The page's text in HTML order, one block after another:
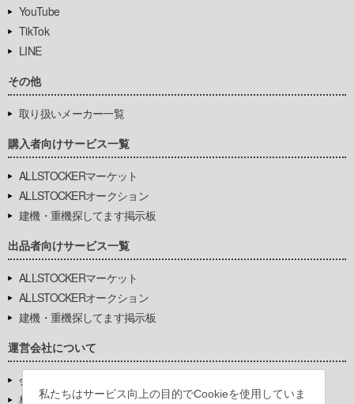
私たちはサービス向上の目的でCookieを使用していま
YouTube
TikTok
LINE
その他
取り扱いメーカー一覧
購入者向けサービス一覧
ALLSTOCKERマーケット
ALLSTOCKERオークション
建機・重機探してます掲示板
出品者向けサービス一覧
ALLSTOCKERマーケット
ALLSTOCKERオークション
建機・重機探してます掲示板
運営会社について
会社基本情報
株式会社豊環境開発